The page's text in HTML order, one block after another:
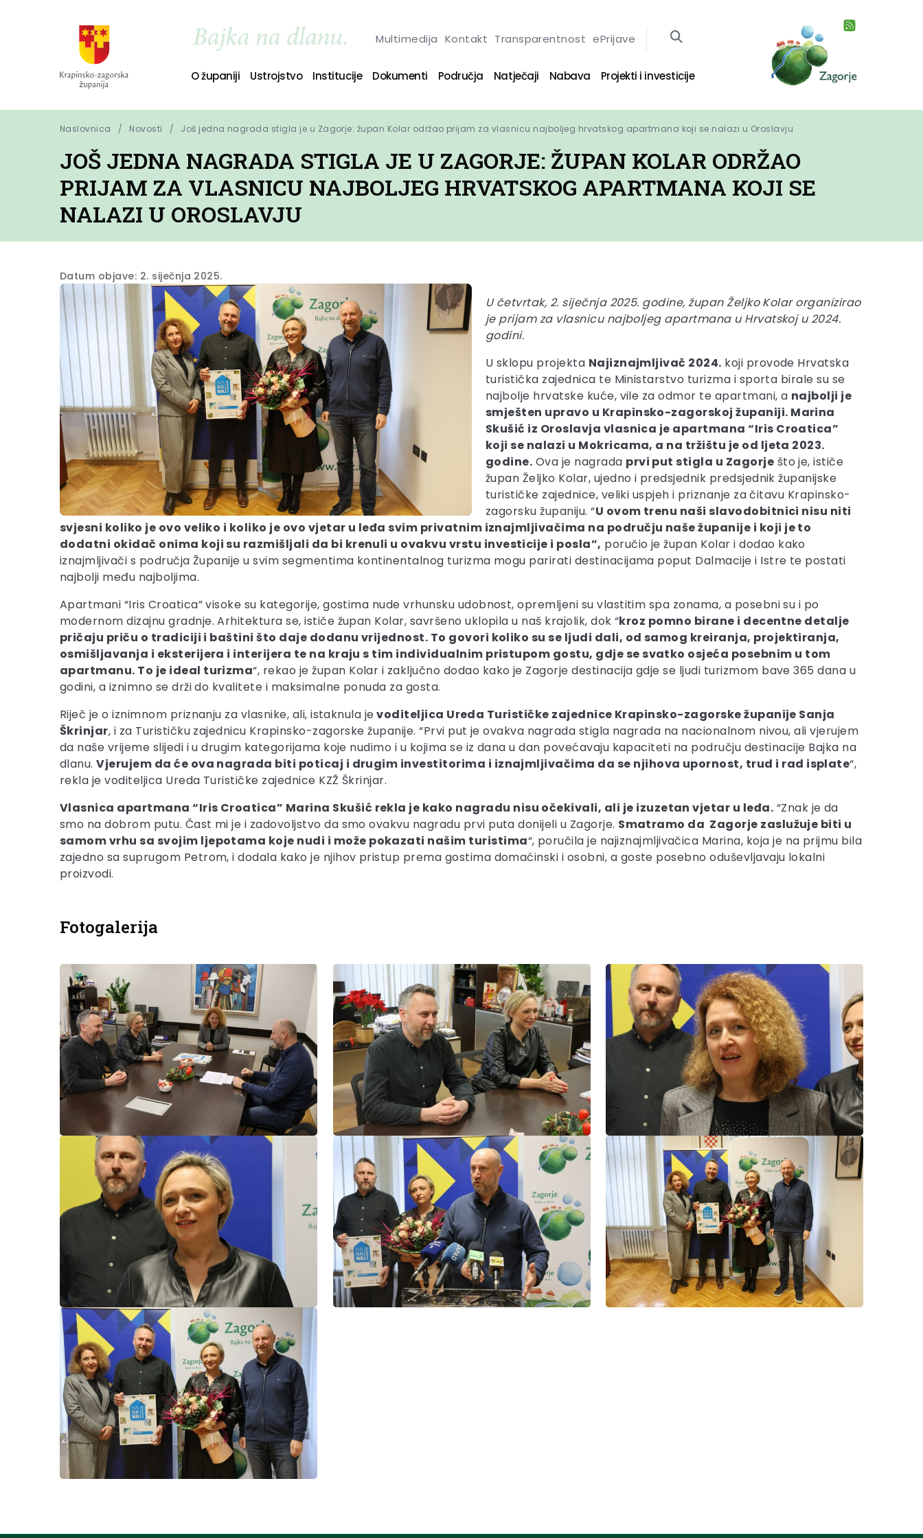
Multimedija Kontakt Transparentnost ePrijave
O županiji Ustrojstvo Institucije Dokumenti Područja Natječaji Nabava Projekti i investicije
Naslovnica Novosti Još jedna nagrada stigla je u Zagorje: župan Kolar održao prijam za vlasnicu najboljeg hrvatskog apartmana koji se nalazi u Oroslavju
JOŠ JEDNA NAGRADA STIGLA JE U ZAGORJE: ŽUPAN KOLAR ODRŽAO
PRIJAM ZA VLASNICU NAJBOLJEG HRVATSKOG APARTMANA KOJI SE
NALAZI U OROSLAVJU
Datum objave: 2. siječnja 2025.
U četvrtak, 2. siječnja 2025. godine, župan Željko Kolar organizirao
je prijam za vlasnicu najboljeg apartmana u Hrvatskoj u 2024.
godini.
U sklopu projekta Najiznajmljivač 2024. koji provode Hrvatska
turistička zajednica te Ministarstvo turizma i sporta birale su se
najbolje hrvatske kuće, vile za odmor te apartmani, a najbolji je
smješten upravo u Krapinsko-zagorskoj županiji. Marina
Skušić iz Oroslavja vlasnica je apartmana “Iris Croatica”
koji se nalazi u Mokricama, a na tržištu je od ljeta 2023.
godine. Ova je nagrada prvi put stigla u Zagorje što je, ističe
župan Željko Kolar, ujedno i predsjednik predsjednik županijske
turističke zajednice, veliki uspjeh i priznanje za čitavu Krapinsko-
zagorsku županiju. “U ovom trenu naši slavodobitnici nisu niti
svjesni koliko je ovo veliko i koliko je ovo vjetar u leđa svim privatnim iznajmljivačima na području naše županije i koji je to
dodatni okidač onima koji su razmišljali da bi krenuli u ovakvu vrstu investicije i posla”, poručio je župan Kolar i dodao kako
iznajmljivači s područja Županije u svim segmentima kontinentalnog turizma mogu parirati destinacijama poput Dalmacije i Istre te postati
najbolji među najboljima.
Apartmani “Iris Croatica” visoke su kategorije, gostima nude vrhunsku udobnost, opremljeni su vlastitim spa zonama, a posebni su i po
modernom dizajnu gradnje. Arhitektura se, ističe župan Kolar, savršeno uklopila u naš krajolik, dok “kroz pomno birane i decentne detalje
pričaju priču o tradiciji i baštini što daje dodanu vrijednost. To govori koliko su se ljudi dali, od samog kreiranja, projektiranja,
osmišljavanja i eksterijera i interijera te na kraju s tim individualnim pristupom gostu, gdje se svatko osjeća posebnim u tom
apartmanu. To je ideal turizma“, rekao je župan Kolar i zaključno dodao kako je Zagorje destinacija gdje se ljudi turizmom bave 365 dana u
godini, a iznimno se drži do kvalitete i maksimalne ponuda za gosta.
Riječ je o iznimnom priznanju za vlasnike, ali, istaknula jevoditeljica Ureda Turističke zajednice Krapinsko-zagorske županije Sanja
Škrinjar, i za Turističku zajednicu Krapinsko-zagorske županije. “Prvi put je ovakva nagrada stigla nagrada na nacionalnom nivou, ali vjerujem
da naše vrijeme slijedi i u drugim kategorijama koje nudimo i u kojima se iz dana u dan povećavaju kapaciteti na području destinacije Bajka na
dlanu.Vjerujem da će ova nagrada biti poticaj i drugim investitorima i iznajmljivačima da se njihova upornost, trud i rad isplate“,
rekla je voditeljica Ureda Turističke zajednice KZŽ Škrinjar.
Vlasnica apartmana “Iris Croatica” Marina Skušić rekla je kako nagradu nisu očekivali, ali je izuzetan vjetar u leđa. “Znak je da
smo na dobrom putu. Čast mi je i zadovoljstvo da smo ovakvu nagradu prvi puta donijeli u Zagorje. Smatramo da Zagorje zaslužuje biti u
samom vrhu sa svojim ljepotama koje nudi i može pokazati našim turistima“, poručila je najiznajmljivačica Marina, koja je na prijmu bila
zajedno sa suprugom Petrom, i dodala kako je njihov pristup prema gostima domaćinski i osobni, a goste posebno oduševljavaju lokalni
proizvodi.
Fotogalerija